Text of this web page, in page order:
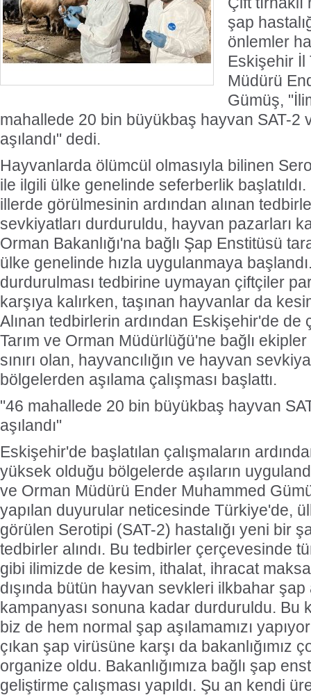
şap
önlemler
Eskişehir İl
Müdürü
Gümüş,
mahallede 20 bin büyükbaş hayvan SAT-2
aşılandı" dedi.
Hayvanlarda ölümcül olmasıyla bilinen
ile ilgili ülke genelinde seferberlik başlatıldı.
illerde görülmesinin ardından alınan
sevkiyatları durduruldu, hayvan pazarları
Orman Bakanlığı'na bağlı Şap Enstitüsü
ülke genelinde hızla uygulanmaya
durdurulması tedbirine uymayan çiftçiler
karşıya kalırken, taşınan hayvanlar da
Alınan tedbirlerin ardından Eskişehir'de de
Tarım ve Orman Müdürlüğü'ne bağlı
sınırı olan, hayvancılığın ve hayvan
bölgelerden aşılama çalışması başlattı.
"46 mahallede 20 bin büyükbaş hayvan
aşılandı"
Eskişehir'de başlatılan çalışmaların
yüksek olduğu bölgelerde aşıların
ve Orman Müdürü Ender Muhammed
yapılan duyurular neticesinde Türkiye'de,
görülen Serotipi (SAT-2) hastalığı yeni bir
tedbirler alındı. Bu tedbirler çerçevesinde
gibi ilimizde de kesim, ithalat, ihracat
dışında bütün hayvan sevkleri ilkbahar şap
kampanyası sonuna kadar durduruldu. Bu
biz de hem normal şap aşılamamızı
çıkan şap virüsüne karşı da bakanlığımız
organize oldu. Bakanlığımıza bağlı şap
geliştirme çalışması yapıldı. Şu an kendi